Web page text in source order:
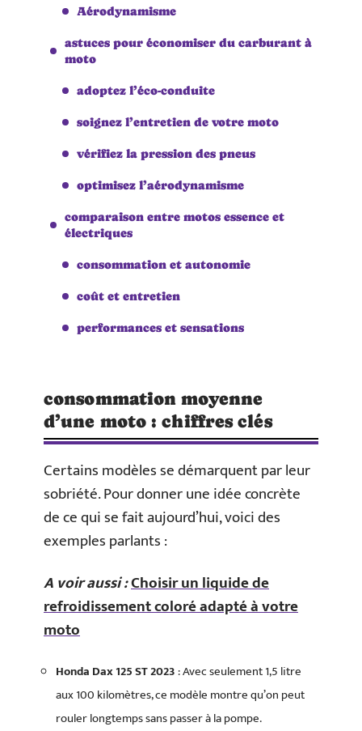
Aérodynamisme
astuces pour économiser du carburant à
moto
adoptez l’éco-conduite
soignez l’entretien de votre moto
vérifiez la pression des pneus
optimisez l’aérodynamisme
comparaison entre motos essence et
électriques
consommation et autonomie
coût et entretien
performances et sensations
consommation moyenne
d’une moto : chiffres clés
Certains modèles se démarquent par leur
sobriété. Pour donner une idée concrète
de ce qui se fait aujourd’hui, voici des
exemples parlants :
A voir aussi :Choisir un liquide de
refroidissement coloré adapté à votre
moto
Honda Dax 125 ST 2023: Avec seulement 1,5 litre
aux 100 kilomètres, ce modèle montre qu’on peut
rouler longtemps sans passer à la pompe.